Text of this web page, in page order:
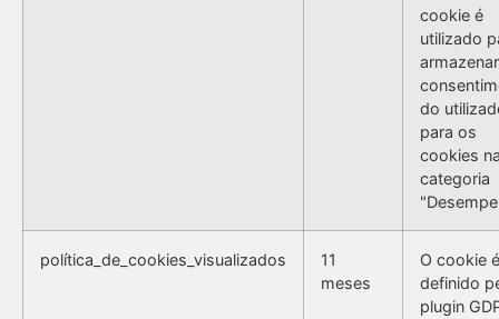
cookie é
utilizado
do
para os
cookies
categoria
política_de_cookies_visualizados
11
meses
O cookie é
definido
plugin